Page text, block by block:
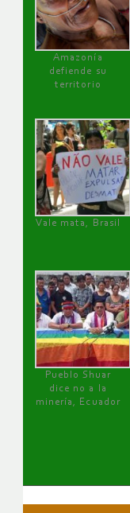
Amazonía
defiende su
territorio
Vale mata, Brasil
Pueblo Shuar
dice no a la
minería, Ecuador